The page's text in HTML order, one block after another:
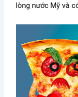
lòng nước Mỹ và